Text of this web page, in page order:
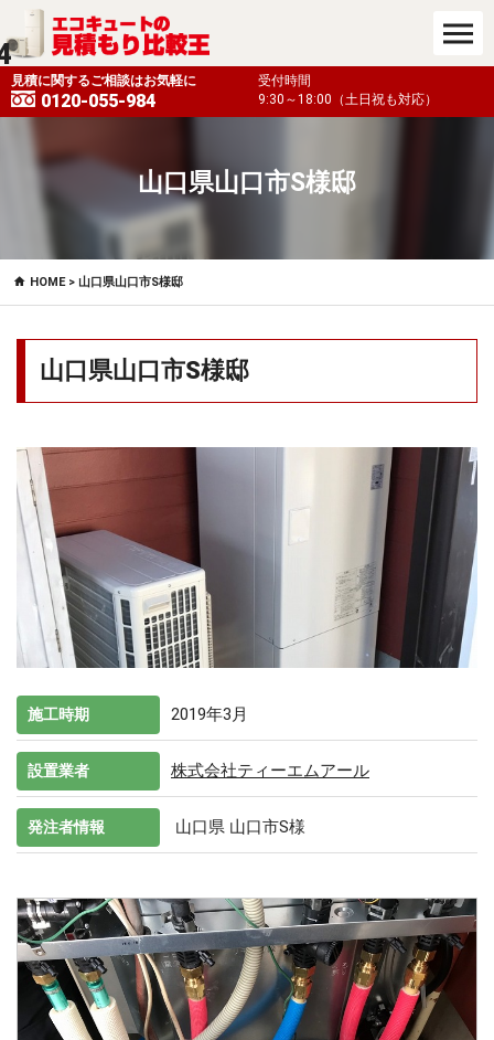
応）
見積に関するご相談はお気軽に
0120-055-984
受付時間
9:30～18:00（土日祝も対応）
山口県山口市S様邸
HOME> 山口県山口市S様邸
山口県山口市S様邸
施工時期 2019年3月
設置業者 株式会社ティーエムアール
発注者情報 山口県 山口市S様